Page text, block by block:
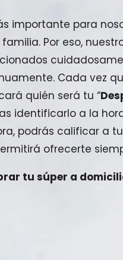
importante para
Por eso,
Cada vez
quién será tu “
identificarlo a la
podrás calificar a
ofrecerte
tu súper a